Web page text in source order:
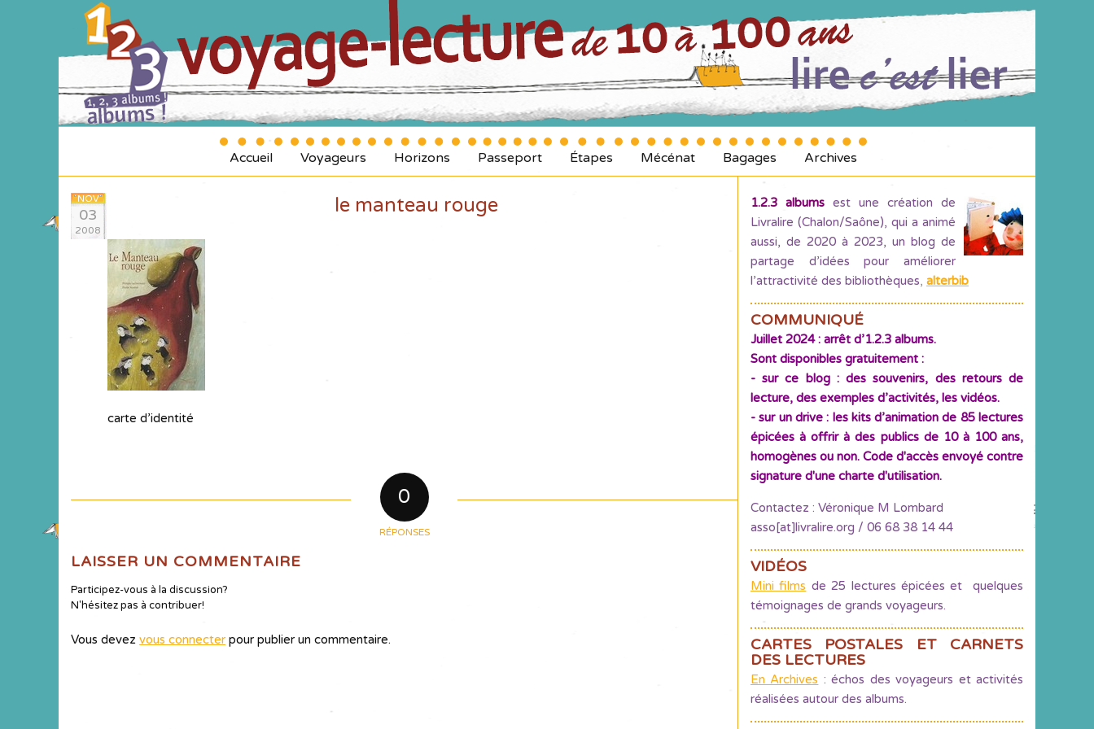
Accueil Voyageurs Horizons Passeport Étapes Mécénat Bagages Archives
NOV
03
2008
le manteau rouge
carte d’identité
0
RÉPONSES
LAISSER UN COMMENTAIRE
Participez-vous à la discussion?
N'hésitez pas à contribuer!
Vous devez vous connecter pour publier un commentaire.
1.2.3 albums est une création de
Livralire (Chalon/Saône), qui a animé
aussi, de 2020 à 2023, un blog de
partage d’idées pour améliorer
l’attractivité des bibliothèques, alterbib
COMMUNIQUÉ
Juillet 2024 : arrêt d’1.2.3 albums.
Sont disponibles gratuitement :
- sur ce blog : des souvenirs, des retours de
lecture, des exemples d’activités, les vidéos.
- sur un drive : les kits d’animation de 85 lectures
épicées à offrir à des publics de 10 à 100 ans,
homogènes ou non. Code d'accès envoyé contre
signature d'une charte d'utilisation.
Contactez : Véronique M Lombard
asso[at]livralire.org / 06 68 38 14 44
VIDÉOS
Mini films de 25 lectures épicées et quelques
témoignages de grands voyageurs.
CARTES POSTALES ET CARNETS
DES LECTURES
En Archives : échos des voyageurs et activités
réalisées autour des albums.